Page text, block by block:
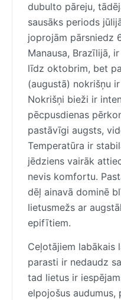
dubulto pāreju,
sausāks periods
joprojām pārsniedz
Manausa, Brazīlijā,
līdz oktobrim, bet
(augustā) nokrišņu
Nokrišņi bieži ir
pēcpusdienas
pastāvīgi augsts,
Temperatūra ir
jēdziens vairāk
nevis komfortu.
dēļ ainavā dominē
lietusmežs ar
epifītiem.
Ceļotājiem labākais
parasti ir nedaudz
tad lietus ir
elpojošus audumus,